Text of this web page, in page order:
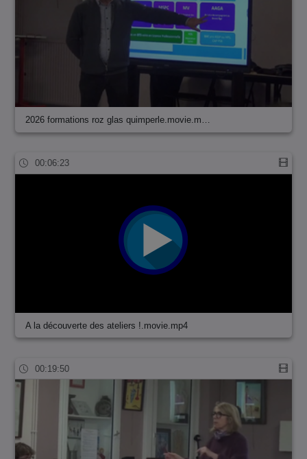
2026 formations roz glas quimperle.movie.m…
00:06:23
A la découverte des ateliers !.movie.mp4
00:19:50